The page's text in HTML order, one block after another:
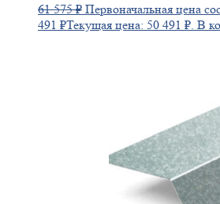
61 575₽ Первоначальная цена
491 ₽Текущая цена: 50 491 ₽. В